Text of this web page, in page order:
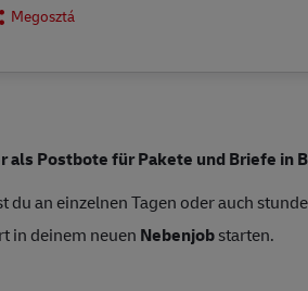
Megosztá
als Postbote für Pakete und Briefe in
du an einzelnen Tagen oder auch
in deinem neuen Nebenjobstarten.